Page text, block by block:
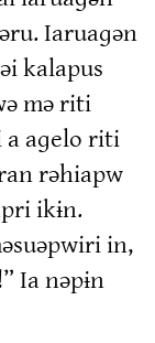
Iaruaɡən
kalapus
mə riti
aɡelo riti
rəhiapw
ikɨn.
in,
Ia nəpɨn